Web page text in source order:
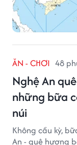
ĂN - CHƠI 48
Nghệ An
những bữa
núi
Không cầu kỳ,
An - quê hương